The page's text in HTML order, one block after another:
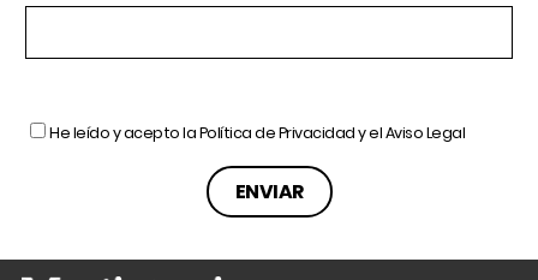
He leído y acepto laPolítica de Privacidady elAviso Legal